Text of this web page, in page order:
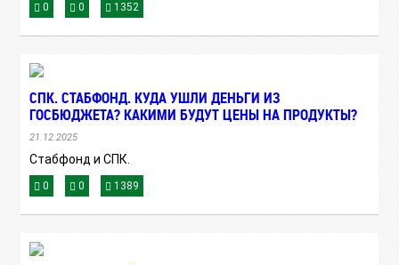
0 0 1352
СПК. СТАБФОНД. КУДА УШЛИ ДЕНЬГИ ИЗ
ГОСБЮДЖЕТА? КАКИМИ БУДУТ ЦЕНЫ НА ПРОДУКТЫ?
21.12.2025
Стабфонд и СПК.
0 0 1389